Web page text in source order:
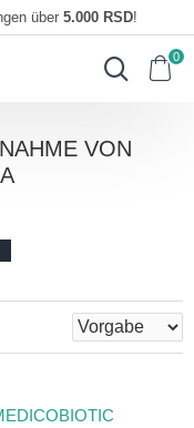
über 5.000 RSD!
0
VON